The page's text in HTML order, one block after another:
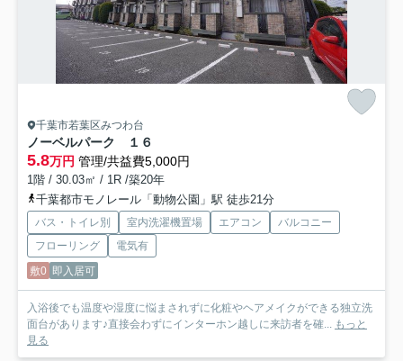
千葉市若葉区みつわ台
ノーベルパーク １６
5.8万円 管理/共益費5,000円
1階 / 30.03㎡ / 1R /築20年
千葉都市モノレール「動物公園」駅 徒歩21分
バス・トイレ別 室内洗濯機置場 エアコン
バルコニー
フローリング
電気有
敷0 即入居可
入浴後でも温度や湿度に悩まされずに化粧やヘアメイクができる独立洗
面台があります♪直接会わずにインターホン越しに来訪者を確... もっと
見る